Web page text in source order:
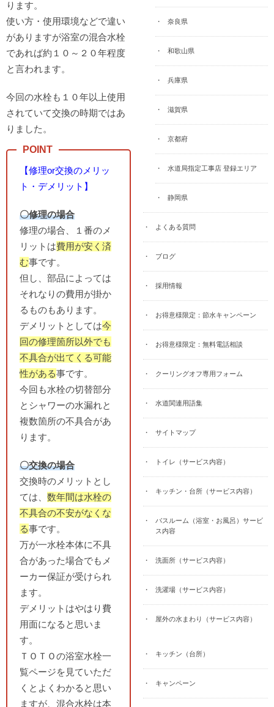
ります。
使い方・使用環境などで違い
がありますが浴室の混合水栓
であれば約１０～２０年程度
と言われます。
今回の水栓も１０年以上使用
されていて交換の時期ではあ
りました。
【修理or交換のメリッ
ト・デメリット】
〇修理の場合
修理の場合、１番のメ
リットは費用が安く済
む事です。
但し、部品によっては
それなりの費用が掛か
るものもあります。
デメリットとしては今
回の修理箇所以外でも
不具合が出てくる可能
性がある事です。
今回も水栓の切替部分
とシャワーの水漏れと
複数箇所の不具合があ
ります。
〇交換の場合
交換時のメリットとし
ては、 数年間は水栓の
不具合の不安がなくな
る事です。
万が一水栓本体に不具
合があった場合でもメ
ーカー保証が受けられ
ます。
デメリットはやはり費
用面になると思いま
す。
ＴＯＴＯの浴室水栓一
覧ページを見ていただ
くとよくわかると思い
ますが、混合水栓は本
奈良県
和歌山県
兵庫県
滋賀県
京都府
水道局指定工事店 登録エリア
静岡県
よくある質問
ブログ
採用情報
お得意様限定：節水キャンペーン
お得意様限定：無料電話相談
クーリングオフ専用フォーム
水道関連用語集
サイトマップ
トイレ（サービス内容）
キッチン・台所（サービス内容）
バスルーム（浴室・お風呂）サービ
ス内容
洗面所（サービス内容）
洗濯場（サービス内容）
屋外の水まわり（サービス内容）
キッチン（台所）
キャンペーン